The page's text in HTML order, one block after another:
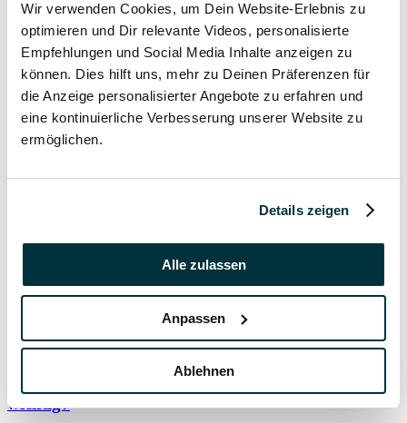
Wir verwenden Cookies, um Dein Website-Erlebnis zu
optimieren und Dir relevante Videos, personalisierte
Empfehlungen und Social Media Inhalte anzeigen zu
können. Dies hilft uns, mehr zu Deinen Präferenzen für
die Anzeige personalisierter Angebote zu erfahren und
eine kontinuierliche Verbesserung unserer Website zu
ermöglichen.
Details zeigen
Alle zulassen
Anpassen
Ablehnen
Hundefutter und Wasser im Urlaub: Worauf sollte
besonders geachtet werden?
Hunde
17 August 2022
Was dürfen Katzen nicht essen?
Katzen
Vitamin B für den Hund: Für was ist es wichtig?
Hunde
13 August 2022
wichtig?